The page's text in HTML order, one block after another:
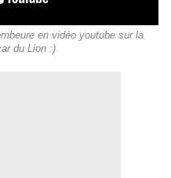
en vidéo youtube sur la
du Lion :)